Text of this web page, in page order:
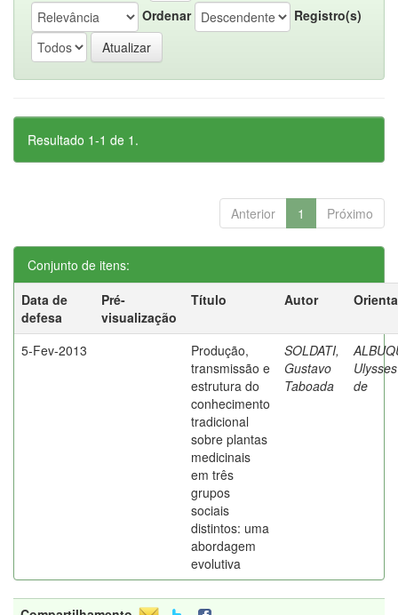
Ordenar
Registro(s)
Resultado 1-1 de 1.
Anterior 1 Próximo
Conjunto de itens:
Data de
defesa
Pré-
visualização
Título Autor
5-Fev-2013
Produção,
transmissão e
estrutura do
conhecimento
tradicional
sobre plantas
medicinais
em três
grupos
sociais
distintos: uma
abordagem
evolutiva
SOLDATI,
Gustavo
Taboada
de